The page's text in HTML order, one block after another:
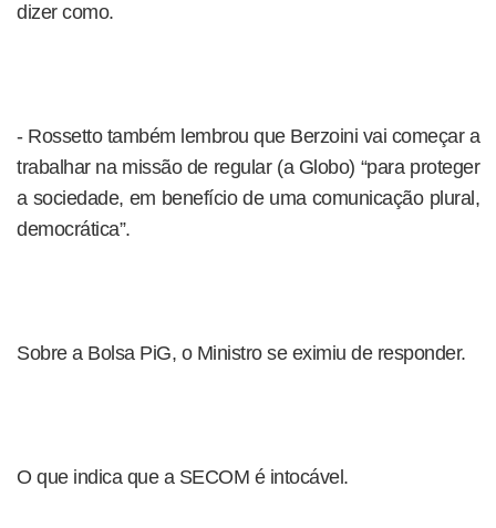
dizer como.
- Rossetto também lembrou que Berzoini vai começar a
trabalhar na missão de regular (a Globo) “para proteger
a sociedade, em benefício de uma comunicação plural,
democrática”.
Sobre a Bolsa PiG, o Ministro se eximiu de responder.
O que indica que a SECOM é intocável.